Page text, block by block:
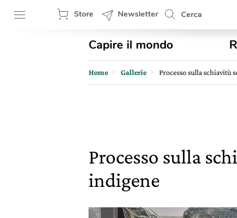
Store Newsletter Cerca
Capire il mondo
Home Gallerie Processo sulla schiavitù
Processo sulla
indigene